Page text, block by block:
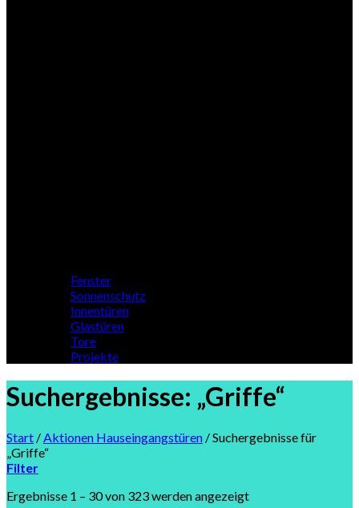
Fenster
Sonnenschutz
Innentüren
Glastüren
Tore
Projekte
Suchergebnisse: „Griffe“
Start / Aktionen Hauseingangstüren /Suchergebnisse für
„Griffe“
Filter
Ergebnisse 1 – 30 von 323 werden angezeigt